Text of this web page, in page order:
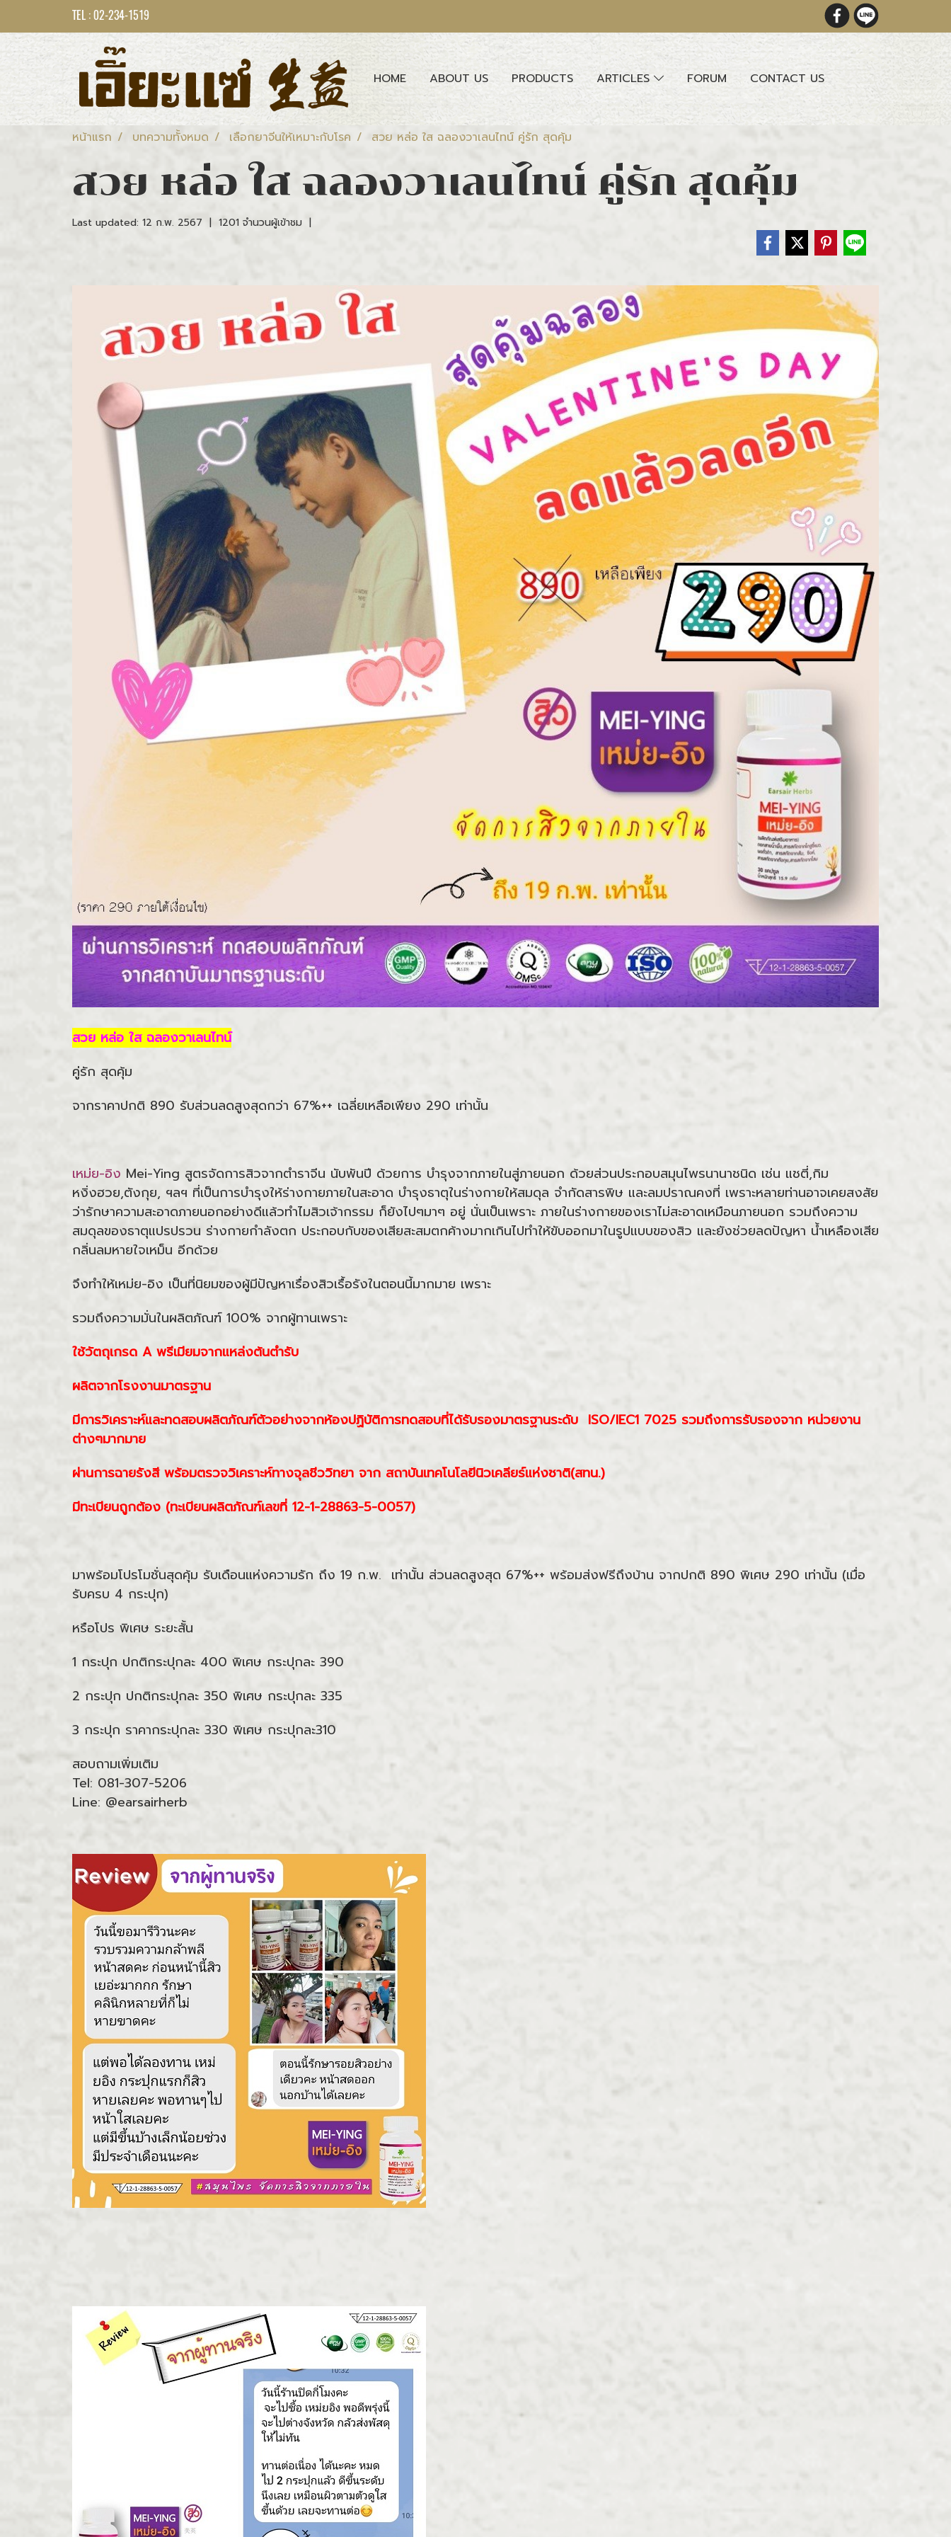
TEL : 02-234-1519
HOME ABOUT US PRODUCTS ARTICLES FORUM CONTACT US
หน้าแรก บทความทั้งหมด เลือกยาจีนให้เหมาะกับโรค สวย หล่อ ใส ฉลองวาเลนไทน์ คู่รัก สุดคุ้ม
สวย หล่อ ใส ฉลองวาเลนไทน์ คู่รัก สุดคุ้ม
Last updated: 12 ก.พ. 2567 | 1201 จำนวนผู้เข้าชม |
สวย หล่อ ใส ฉลองวาเลนไทน์
คู่รัก สุดคุ้ม
จากราคาปกติ 890 รับส่วนลดสูงสุดกว่า 67%++ เฉลี่ยเหลือเพียง 290 เท่านั้น
เหม่ย-อิง Mei-Ying สูตรจัดการสิวจากตำราจีน นับพันปี ด้วยการ บำรุงจากภายในสู่ภายนอก ด้วยส่วนประกอบสมุนไพรนานาชนิด เช่น แชตี่,กิม
หงิ่งฮวย,ตังกุย, ฯลฯ ที่เป็นการบำรุงให้ร่างกายภายในสะอาด บำรุงธาตุในร่างกายให้สมดุล จำกัดสารพิษ และลมปราณคงที่ เพราะหลายท่านอาจเคยสงสัย
ว่ารักษาความสะอาดภายนอกอย่างดีแล้วทำไมสิวเจ้ากรรม ก็ยังไปๆมาๆ อยู่ นั่นเป็นเพราะ ภายในร่างกายของเราไม่สะอาดเหมือนภายนอก รวมถึงความ
สมดุลของธาตุแปรปรวน ร่างกายกำลังตก ประกอบกับของเสียสะสมตกค้างมากเกินไปทำให้ขับออกมาในรูปแบบของสิว และยังช่วยลดปัญหา น้ำเหลืองเสีย
กลิ่นลมหายใจเหม็น อีกด้วย
จึงทำให้เหม่ย-อิง เป็นที่นิยมของผู้มีปัญหาเรื่องสิวเรื้อรังในตอนนี้มากมาย เพราะ
รวมถึงความมั่นในผลิตภัณฑ์ 100% จากผู้ทานเพราะ
ใช้วัตถุเกรด A พรีเมียมจากแหล่งต้นตำรับ
ผลิตจากโรงงานมาตรฐาน
มีการวิเคราะห์และทดสอบผลิตภัณฑ์ตัวอย่างจากห้องปฏิบัติการทดสอบที่ได้รับรองมาตรฐานระดับ ISO/IEC1 7025 รวมถึงการรับรองจาก หน่วยงาน
ต่างๆมากมาย
ผ่านการฉายรังสี พร้อมตรวจวิเคราะห์ทางจุลชีววิทยา จาก สถาบันเทคโนโลยีนิวเคลียร์แห่งชาติ(สทน.)
มีทะเบียนถูกต้อง (ทะเบียนผลิตภัณฑ์เลขที่ 12-1-28863-5-0057)
มาพร้อมโปรโมชั่นสุดคุ้ม รับเดือนแห่งความรัก ถึง 19 ก.พ. เท่านั้น ส่วนลดสูงสุด 67%++ พร้อมส่งฟรีถึงบ้าน จากปกติ 890 พิเศษ 290 เท่านั้น (เมื่อ
รับครบ 4 กระปุก)
หรือโปร พิเศษ ระยะสั้น
1 กระปุก ปกติกระปุกละ 400 พิเศษ กระปุกละ 390
2 กระปุก ปกติกระปุกละ 350 พิเศษ กระปุกละ 335
3 กระปุก ราคากระปุกละ 330 พิเศษ กระปุกละ310
สอบถามเพิ่มเติม
Tel: 081-307-5206
Line: @earsairherb